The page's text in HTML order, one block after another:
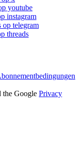
youtube
instagram
op telegram
threads
the Google Privacy